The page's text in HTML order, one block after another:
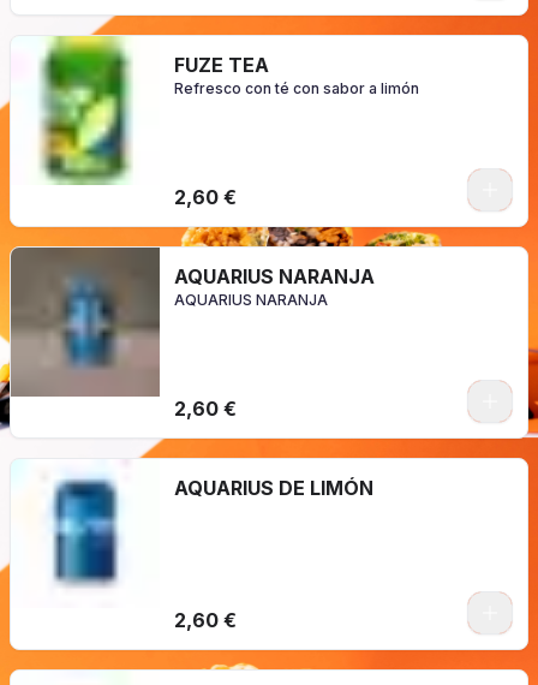
FUZE TEA
Refresco con té con sabor a limón
2,60 €
AQUARIUS NARANJA
AQUARIUS NARANJA
2,60 €
AQUARIUS DE LIMÓN
2,60 €